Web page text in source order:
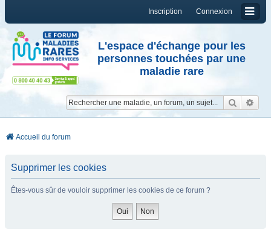
Connexion
Inscription
L'espace d'échange pour les
personnes touchées par une
maladie rare
Accueil du forum
Supprimer les cookies
Êtes-vous sûr de vouloir supprimer les cookies de ce forum ?